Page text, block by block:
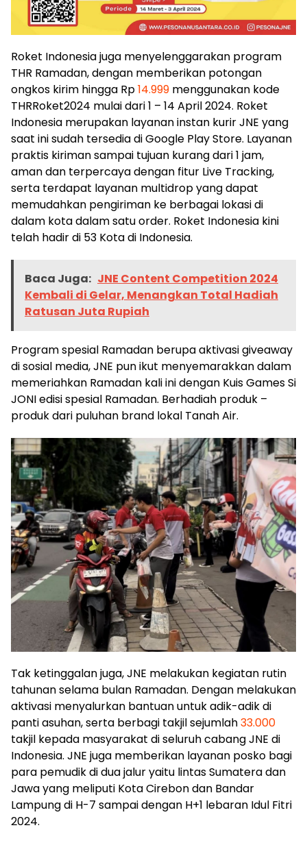
Baca Juga:
JNE Content Competition 2024
Kembali di Gelar, Menangkan Total Hadiah
Ratusan Juta Rupiah
Roket Indonesia juga menyelenggarakan program
THR Ramadan, dengan memberikan potongan
ongkos kirim hingga Rp14.999 menggunakan kode
THRRoket2024 mulai dari 1 – 14 April 2024. Roket
Indonesia merupakan layanan instan kurir JNE yang
saat ini sudah tersedia di Google Play Store. Layanan
praktis kiriman sampai tujuan kurang dari 1 jam,
aman dan terpercaya dengan fitur Live Tracking,
serta terdapat layanan multidrop yang dapat
memudahkan pengiriman ke berbagai lokasi di
dalam kota dalam satu order. Roket Indonesia kini
telah hadir di 53 Kota di Indonesia.
Baca Juga: JNE Content Competition 2024
Kembali di Gelar, Menangkan Total Hadiah
Ratusan Juta Rupiah
Program spesial Ramadan berupa aktivasi giveaway
di sosial media, JNE pun ikut menyemarakkan dalam
memeriahkan Ramadan kali ini dengan Kuis Games Si
JONI edisi spesial Ramadan. Berhadiah produk –
produk dari puluhan brand lokal Tanah Air.
Tak ketinggalan juga, JNE melakukan kegiatan rutin
tahunan selama bulan Ramadan. Dengan melakukan
aktivasi menyalurkan bantuan untuk adik-adik di
panti asuhan, serta berbagi takjil sejumlah33.000
takjil kepada masyarakat di seluruh cabang JNE di
Indonesia. JNE juga memberikan layanan posko bagi
para pemudik di dua jalur yaitu lintas Sumatera dan
Jawa yang meliputi Kota Cirebon dan Bandar
Lampung di H-7 sampai dengan H+1 lebaran Idul Fitri
2024.